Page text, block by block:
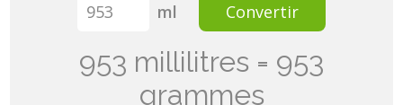
ml Convertir
953 millilitres = 953
grammes